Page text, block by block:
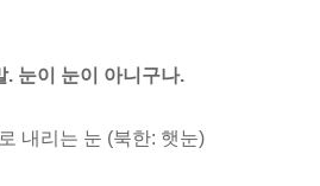
. 눈이 눈이 아니구나.
내리는 눈 (북한: 햇눈)